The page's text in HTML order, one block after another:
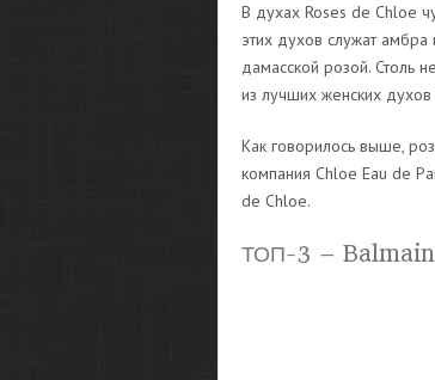
В духах Roses de Chloe
этих духов служат
дамасской розой. Столь
из лучших женских
Как говорилось выше,
компания Chloe Eau de
de Chloe.
ТОП-3 –